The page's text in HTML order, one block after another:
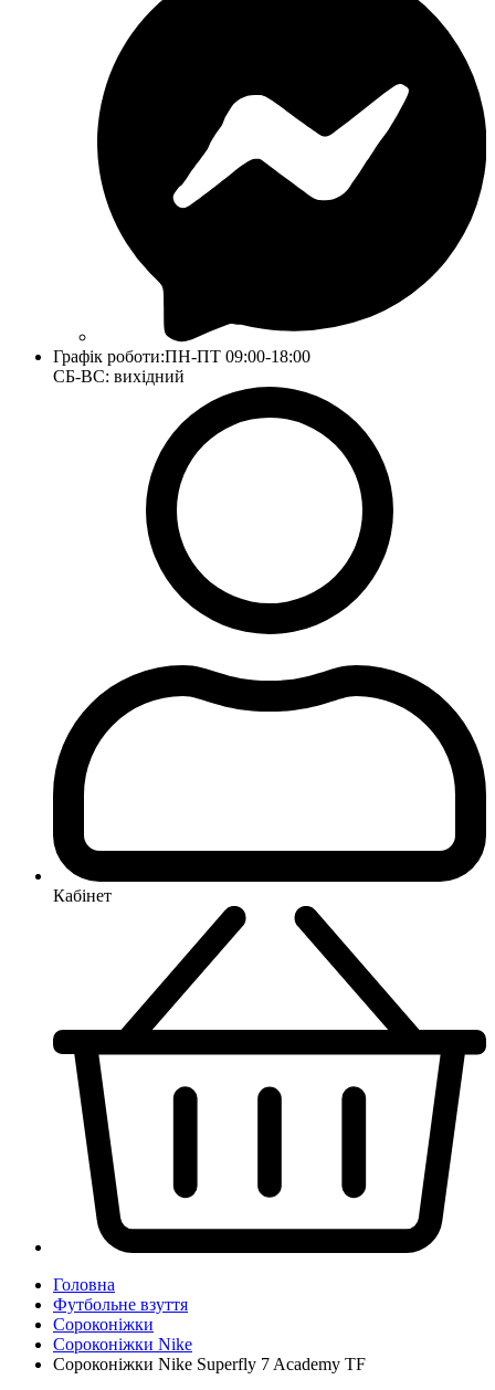
Графік роботи:ПН-ПТ 09:00-18:00
СБ-ВС: вихідний
Кабінет
Головна
Футбольне взуття
Сороконіжки
Сороконіжки Nike
Сороконіжки Nike Superfly 7 Academy TF